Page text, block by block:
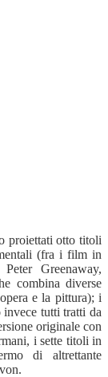
proiettati otto titoli
(fra i film in
Greenaway,
combina diverse
e la pittura); i
tutti tratti da
originale con
i sette titoli in
di altrettante